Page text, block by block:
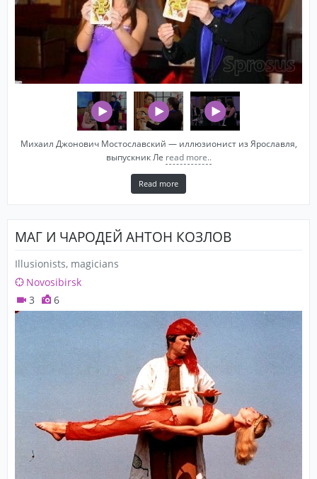
Михаил Джонович Мостославский — иллюзионист из Ярославля,
выпускник Ле read more..
Read more
МАГ И ЧАРОДЕЙ АНТОН КОЗЛОВ
Illusionists, magicians
Novosibirsk
3
6